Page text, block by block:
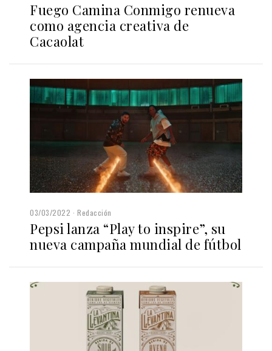
Fuego Camina Conmigo renueva
como agencia creativa de
Cacaolat
03/03/2022 Redacción
Pepsi lanza “Play to inspire”, su
nueva campaña mundial de fútbol